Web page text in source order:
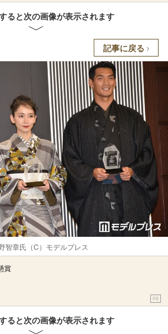
ると次の画像が表示されます
記事に戻る
智章氏（C）モデルプレス
賞
PR
ると次の画像が表示されます